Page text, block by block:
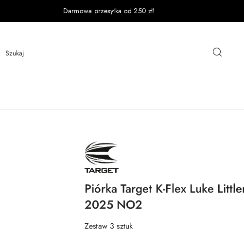
Darmowa przesyłka od 250 zł!
NAZWA
PRODUCENTA:
TARGET
Piórka Target K-Flex Luke
2025 NO2
Zestaw 3 sztuk